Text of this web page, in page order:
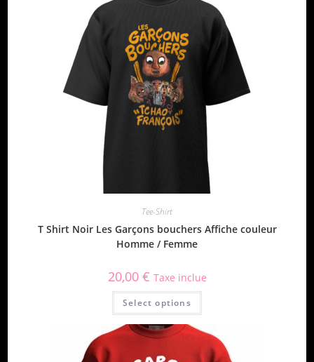
Tee-Shirt
T Shirt Noir Les Garçons bouchers Affiche couleur
Homme / Femme
20,00 € Taxe inclue
Select options